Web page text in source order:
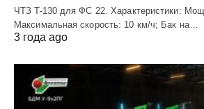
ЧТЗ T-130 для ФС 22. Характеристики:
Макcимальная cкороcть: 10 км/ч; Бак на…
3 года ago